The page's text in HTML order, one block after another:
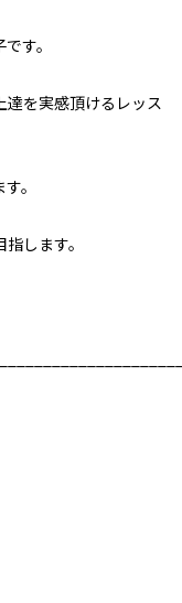
す。
を実感頂けるレッス
。
します。